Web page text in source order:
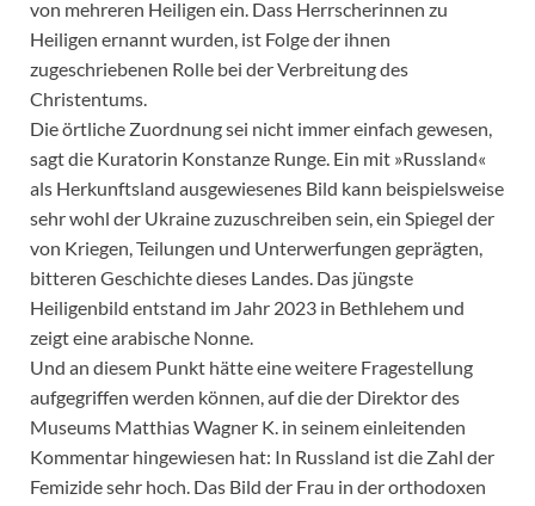
von mehreren Heiligen ein. Dass Herrscherinnen zu
Heiligen ernannt wurden, ist Folge der ihnen
zugeschriebenen Rolle bei der Verbreitung des
Christentums.
Die örtliche Zuordnung sei nicht immer einfach gewesen,
sagt die Kuratorin Konstanze Runge. Ein mit »Russland«
als Herkunftsland ausgewiesenes Bild kann beispielsweise
sehr wohl der Ukraine zuzuschreiben sein, ein Spiegel der
von Kriegen, Teilungen und Unterwerfungen geprägten,
bitteren Geschichte dieses Landes. Das jüngste
Heiligenbild entstand im Jahr 2023 in Bethlehem und
zeigt eine arabische Nonne.
Und an diesem Punkt hätte eine weitere Fragestellung
aufgegriffen werden können, auf die der Direktor des
Museums Matthias Wagner K. in seinem einleitenden
Kommentar hingewiesen hat: In Russland ist die Zahl der
Femizide sehr hoch. Das Bild der Frau in der orthodoxen